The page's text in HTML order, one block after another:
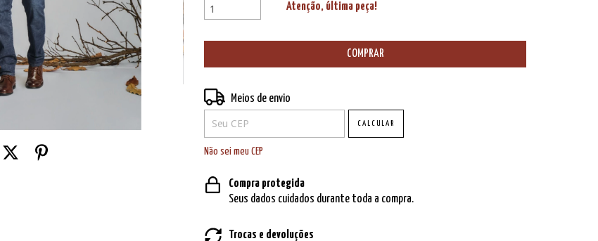
Atenção, última peça!
Entregas para o CEP:
Meios de envio
CALCULAR
Não sei meu CEP
Compra protegida
Seus dados cuidados durante toda a compra.
Trocas e devoluções